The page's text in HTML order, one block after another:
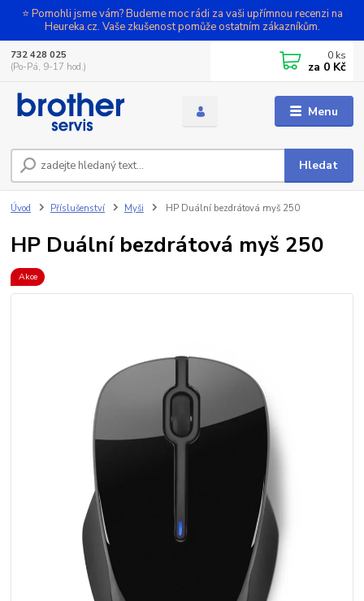
⭐ Pomohli jsme vám? Budeme moc rádi za vaši upřímnou recenzi na
Heureka.cz. Vaše zkušenost pomůže ostatním zákazníkům.
Menu
Hledat
732 428 025
(Po-Pá, 9-17 hod.)
0 ks
za 0 Kč
Úvod Příslušenství Myši HP Duální bezdrátová myš 250
HP Duální bezdrátová myš 250
Akce